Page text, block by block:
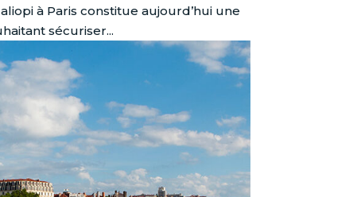
à Paris constitue aujourd’hui une
sécuriser...